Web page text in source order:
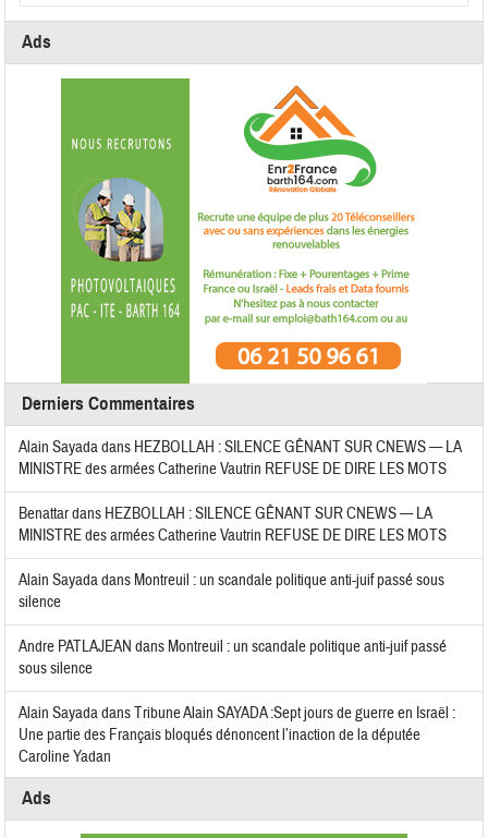
Ads
Derniers Commentaires
Alain Sayadadans HEZBOLLAH : SILENCE GÊNANT SUR CNEWS — LA
MINISTRE des armées Catherine Vautrin REFUSE DE DIRE LES MOTS
Benattardans HEZBOLLAH : SILENCE GÊNANT SUR CNEWS — LA
MINISTRE des armées Catherine Vautrin REFUSE DE DIRE LES MOTS
Alain Sayadadans Montreuil : un scandale politique anti-juif passé sous
silence
Andre PATLAJEAN dans Montreuil : un scandale politique anti-juif passé
sous silence
Alain SayadadansTribune Alain SAYADA :Sept jours de guerre en Israël :
Une partie des Français bloqués dénoncent l’inaction de la députée
Caroline Yadan
Ads